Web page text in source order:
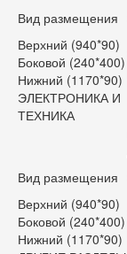
Вид размещения
Верхний (940*90)
Боковой (240*400)
Нижний (1170*90)
ЭЛЕКТРОНИКА И
ТЕХНИКА
Вид размещения
Верхний (940*90)
Боковой (240*400)
Нижний (1170*90)